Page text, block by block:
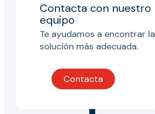
Contacta con nuestro
equipo
Te ayudamos a encontrar la
solución más adecuada.
Contacta